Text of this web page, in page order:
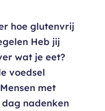
hoe glutenvrij
Heb jij
wat je eet?
voedsel
met
nadenken